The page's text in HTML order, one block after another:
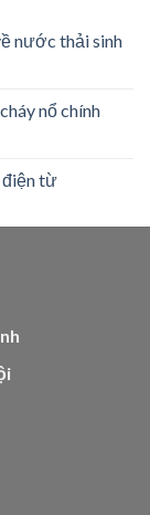
nước thải sinh
nổ chính
điện từ